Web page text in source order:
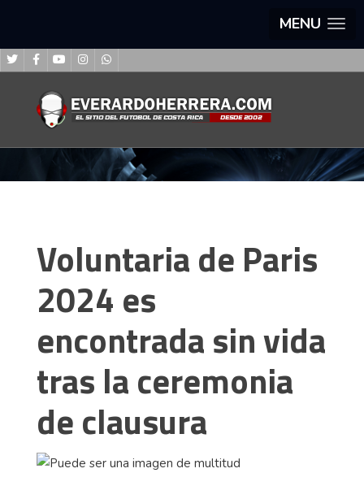
MENU
Voluntaria de Paris
2024 es
encontrada sin vida
tras la ceremonia
de clausura